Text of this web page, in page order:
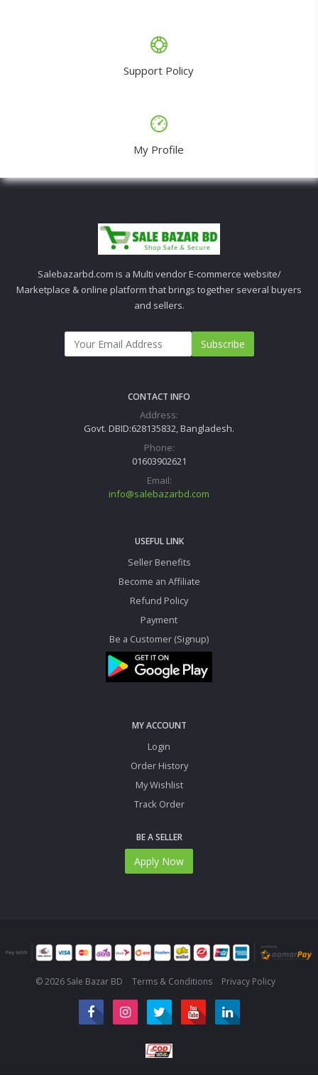
Support Policy
My Profile
Salebazarbd.com is a Multi vendor E-commerce website/
Marketplace & online platform that brings together several buyers
and sellers.
Subscribe
CONTACT INFO
Address:
Govt. DBID:628135832, Bangladesh.
Phone:
01603902621
Email:
info@salebazarbd.com
USEFUL LINK
Seller Benefits
Become an Affiliate
Refund Policy
Payment
Be a Customer (Signup)
MY ACCOUNT
Login
Order History
My Wishlist
Track Order
BE A SELLER
Apply Now
© 2026 Sale Bazar BD Terms & Conditions Privacy Policy